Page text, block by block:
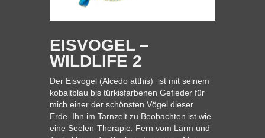
EISVOGEL –
WILDLIFE 2
Der Eisvogel (Alcedo atthis) ist mit seinem
kobaltblau bis türkisfarbenen Gefieder für
mich einer der schönsten Vögel dieser
Erde. Ihn im Tarnzelt zu Beobachten ist wie
eine Seelen-Therapie. Fern vom Lärm und